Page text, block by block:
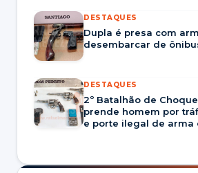
DESTAQUES
Dupla é presa com
desembarcar de
DESTAQUES
2º Batalhão de
prende homem por
e porte ilegal de arma